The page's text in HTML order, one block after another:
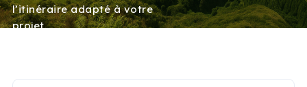
l’itinéraire adapté à votre
projet.